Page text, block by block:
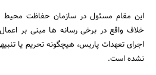
این مقام مسئول در سازمان حفاظت محیط
خلاف واقع در برخی رسانه ها مبنی بر
اجرای تعهدات پاریس، هیچگونه تحریم یا
نشده است.